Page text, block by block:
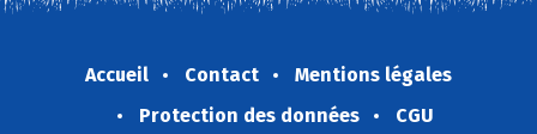
Accueil Contact
Mentions légales
Protection des données
CGU